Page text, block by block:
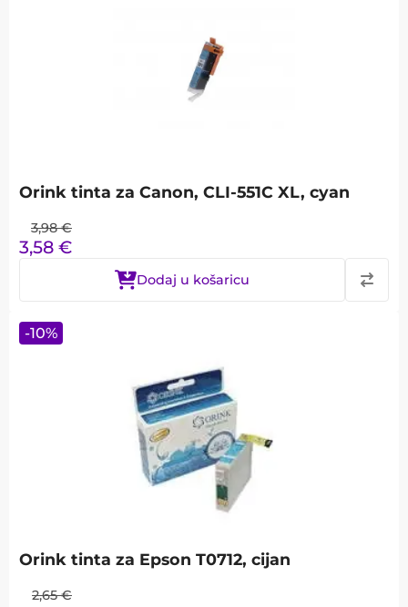
Orink tinta za Canon, CLI-551C XL, cyan
3,98 €
3,58 €
Dodaj u košaricu
Orink tinta za Epson T0712, cijan
2,65 €
-10%